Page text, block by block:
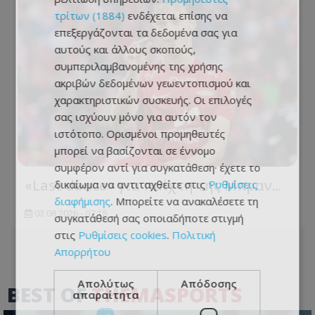
«Last dance» για παίχτη της Μπραν...
03.08.2026 - 07:15
BEST OFTHEMASPORTS
τρίτων (1884) ενδέχεται επίσης να
επεξεργάζονται τα δεδομένα σας για
αυτούς και άλλους σκοπούς,
συμπεριλαμβανομένης της χρήσης
ακριβών δεδομένων γεωεντοπισμού και
χαρακτηριστικών συσκευής. Οι επιλογές
σας ισχύουν μόνο για αυτόν τον
ιστότοπο. Ορισμένοι προμηθευτές
μπορεί να βασίζονται σε έννομο
συμφέρον αντί για συγκατάθεση· έχετε το
δικαίωμα να αντιταχθείτε στις Ρυθμίσεις
διαφήμισης. Μπορείτε να ανακαλέσετε τη
συγκατάθεσή σας οποιαδήποτε στιγμή
στις Ρυθμίσεις cookies. Πολιτική
Απορρήτου
Απολύτως
απαραίτητα
Απόδοσης